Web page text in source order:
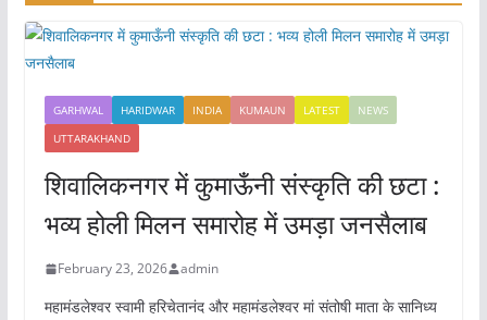
GARHWAL HARIDWAR INDIA KUMAUN LATEST
NEWS
UTTARAKHAND
शिवालिकनगर में कुमाऊँनी संस्कृति की छटा :
भव्य होली मिलन समारोह में उमड़ा जनसैलाब
February 23, 2026 admin
महामंडलेश्वर स्वामी हरिचेतानंद और महामंडलेश्वर मां संतोषी माता के सानिध्य